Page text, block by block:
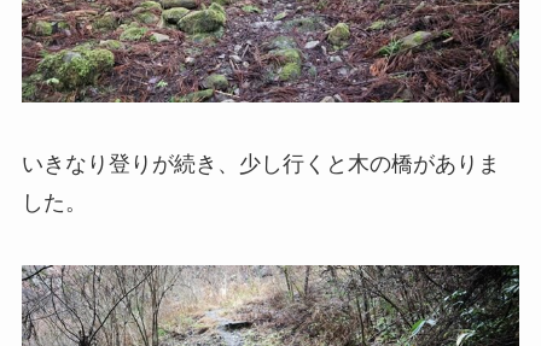
いきなり登りが続き、少し行くと木の橋がありま
した。